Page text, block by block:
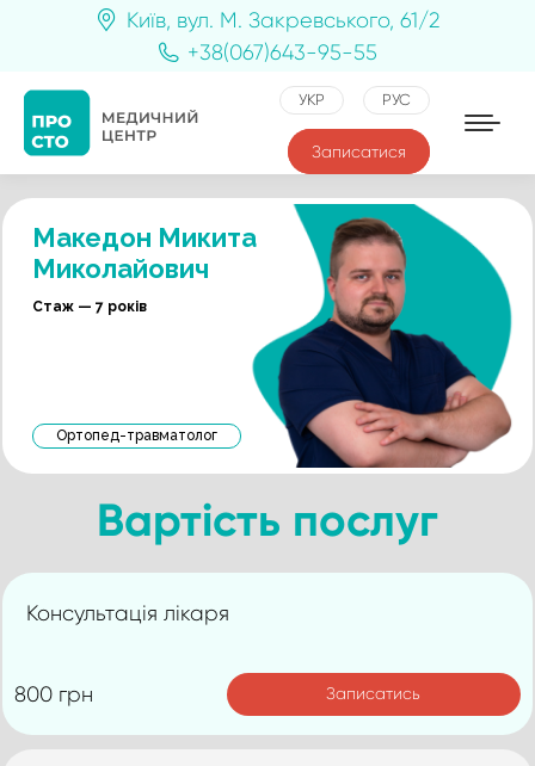
Київ, вул. М. Закревського, 61/2
+38(067)643-95-55
УКР РУС
Записатися
Ортопед-травматолог
Стаж — 7 років
Македон Микита
Миколайович
Вартість послуг
Консультація лікаря
800 грн Записатись